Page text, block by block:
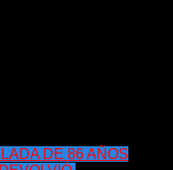
DE 86 AÑOS